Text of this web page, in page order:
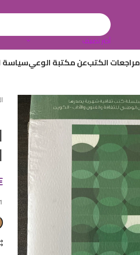
أختر تصنيف
مراجعات الكتبعن مكتبة الوعيسياسة
1 متوفر